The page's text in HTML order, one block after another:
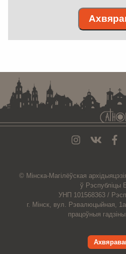
© Мiнска-Магiлёўская
ў Рэспубліцы
УНП 101568363 /
г. Мінск, вул. Рэвалюцыйная,
працоўныя